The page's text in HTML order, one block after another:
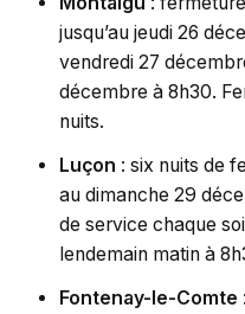
jusqu’au jeudi 26
vendredi 27
décembre à 8h30.
nuits.
Luçon : six nuits de
au dimanche 29
de service chaque
lendemain matin à
Fontenay-le-Comte